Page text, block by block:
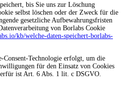
bis Sie uns zur Löschung
selbst löschen oder der Zweck für die
gesetzliche Aufbewahrungsfristen
von Borlabs Cookie
kb/welche-daten-speichert-borlabs-
Consent-Technologie erfolgt, um die
für den Einsatz von Cookies
ist Art. 6 Abs. 1 lit. c DSGVO.